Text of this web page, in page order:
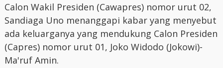
Calon Wakil Presiden (Cawapres) nomor urut 02,
Sandiaga Uno menanggapi kabar yang menyebut
ada keluarganya yang mendukung Calon Presiden
(Capres) nomor urut 01, Joko Widodo (Jokowi)-
Ma'ruf Amin.